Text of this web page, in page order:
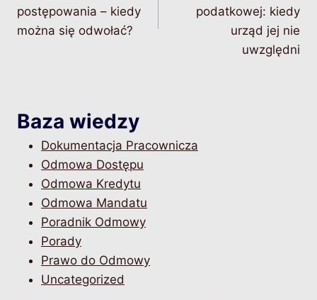
postępowania – kiedy
można się odwołać?
podatkowej: kiedy
urząd jej nie
uwzględni
Baza wiedzy
Dokumentacja Pracownicza
Odmowa Dostępu
Odmowa Kredytu
Odmowa Mandatu
Poradnik Odmowy
Porady
Prawo do Odmowy
Uncategorized